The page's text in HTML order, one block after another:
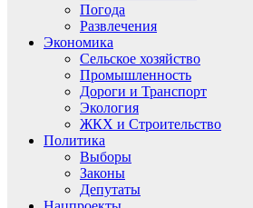
Погода
Развлечения
Экономика
Сельское хозяйство
Промышленность
Дороги и Транспорт
Экология
ЖКХ и Строительство
Политика
Выборы
Законы
Депутаты